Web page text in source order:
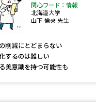
関心ワード：情報
北海道大学
山下 倫央 先生
削減にとどまらない
するのは難しい
美意識を持つ可能性も